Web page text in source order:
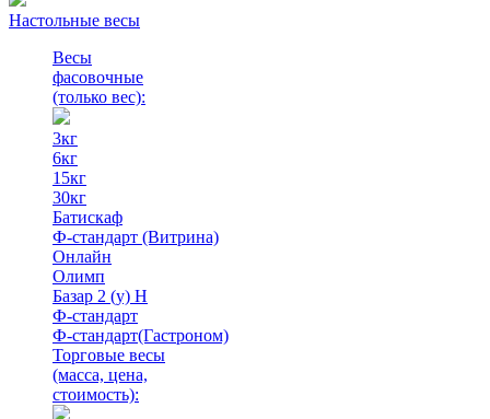
Настольные весы
Весы
фасовочные
(только вес):
3кг
6кг
15кг
30кг
Батискаф
Ф-стандарт (Витрина)
Онлайн
Олимп
Базар 2 (у) Н
Ф-стандарт
Ф-стандарт(Гастроном)
Торговые весы
(масса, цена,
стоимость):